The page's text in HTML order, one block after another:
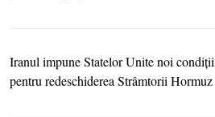
Iranul impune Statelor Unite noi condiţii
pentru redeschiderea Strâmtorii Hormuz